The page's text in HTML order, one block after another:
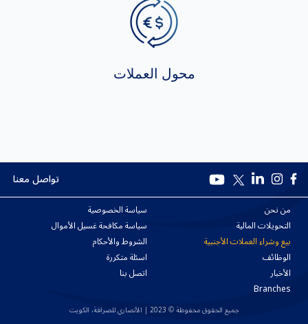
محول العملات
تواصل معنا
من نحن
التحويلات المالية
بيع وشراء العملات الأجنبية
الوظائف
الأخبار
Branches
سياسة الخصوصية
سياسة مكافحة غسيل الأموال
الشروط والأحكام
اسئلة متكررة
اتصل بنا
جميع الحقوق محفوظة © 2023 | الأنصاري للصرافة، الكويت